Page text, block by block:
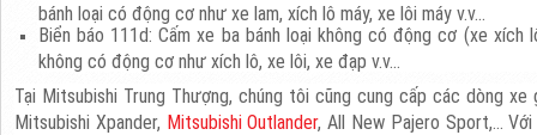
bánh loại có động cơ như xe lam, xích lô máy, xe lôi máy v.v…
Biển báo 111d: Cấm xe ba bánh loại không có động cơ (xe xích
không có động cơ như xích lô, xe lôi, xe đạp v.v…
Tại Mitsubishi Trung Thượng, chúng tôi cũng cung cấp các dòng
Mitsubishi Xpander, Mitsubishi Outlander, All New Pajero Sport,...